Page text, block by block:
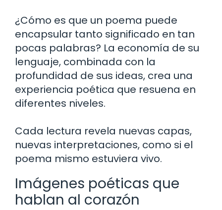
¿Cómo es que un poema puede
encapsular tanto significado en tan
pocas palabras? La economía de su
lenguaje, combinada con la
profundidad de sus ideas, crea una
experiencia poética que resuena en
diferentes niveles.
Cada lectura revela nuevas capas,
nuevas interpretaciones, como si el
poema mismo estuviera vivo.
Imágenes poéticas que
hablan al corazón